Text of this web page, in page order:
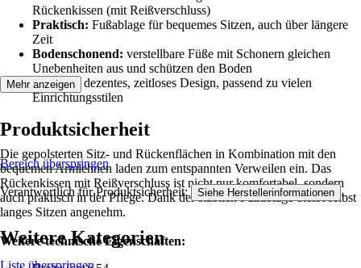
Rückenkissen (mit Reißverschluss)
Praktisch: Fußablage für bequemes Sitzen, auch über längere
Zeit
Bodenschonend: verstellbare Füße mit Schonern gleichen
Unebenheiten aus und schützen den Boden
Modern: dezentes, zeitloses Design, passend zu vielen
Einrichtungsstilen
Die gepolsterten Sitz- und Rückenflächen in Kombination mit den
bequemen Armlehnen laden zum entspannten Verweilen ein. Das
Rückenkissen mit Reißverschluss ist nicht nur komfortabel, sondern
auch praktisch in der Pflege. Dank der stabilen Fußablage bleibt selbst
langes Sitzen angenehm.
Weitere technische Eigenschaften:
Mehr anzeigen
Produktsicherheit
Bereich überspringen
Verantwortlich für Produktsicherheit: Siehe Herstellerinformationen .
Weitere Kategorien
Liste überspringen